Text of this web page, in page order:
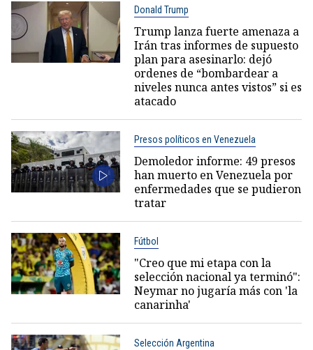
Donald Trump
Trump lanza fuerte amenaza a
Irán tras informes de supuesto
plan para asesinarlo: dejó
ordenes de “bombardear a
niveles nunca antes vistos” si es
atacado
Presos políticos en Venezuela
Demoledor informe: 49 presos
han muerto en Venezuela por
enfermedades que se pudieron
tratar
Fútbol
"Creo que mi etapa con la
selección nacional ya terminó":
Neymar no jugaría más con 'la
canarinha'
Selección Argentina